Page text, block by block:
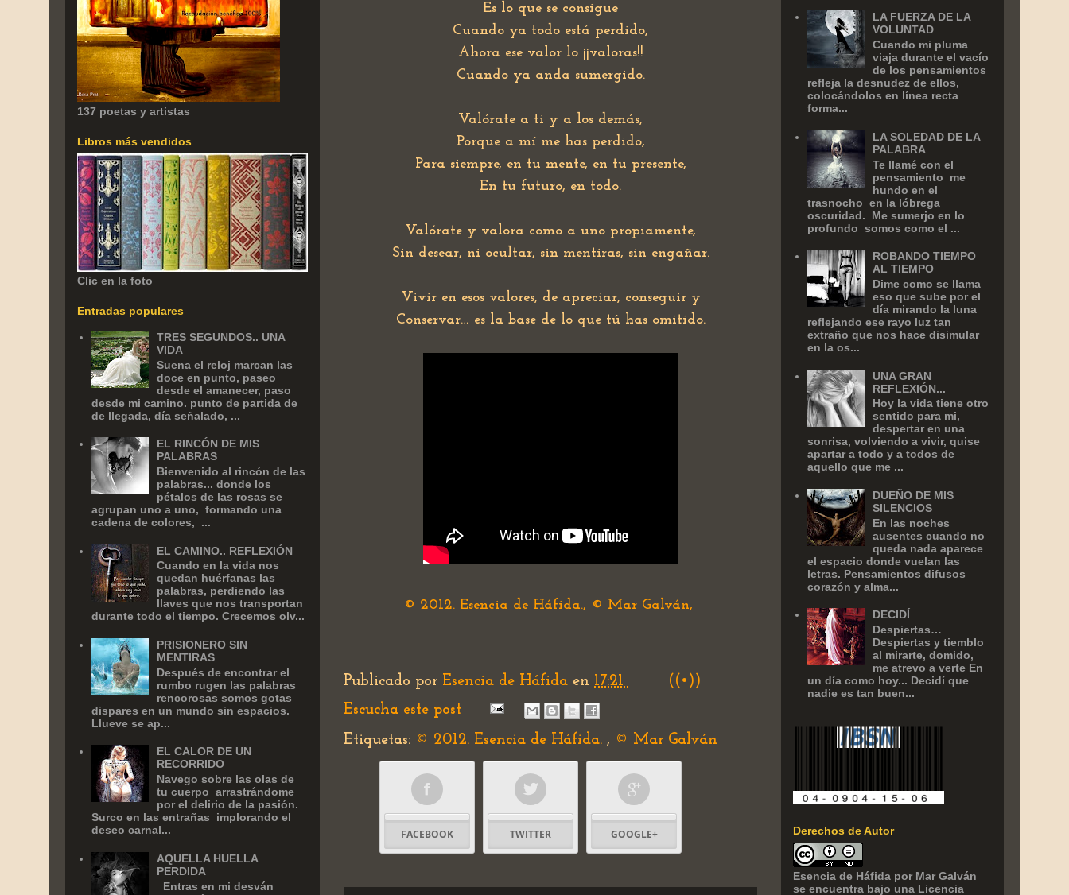
Es lo que se consigue
Cuando ya todo está perdido,
Ahora ese valor lo ¡¡valoras!!
Cuando ya anda sumergido.
Valórate a ti y a los demás,
Porque a mí me has perdido,
Para siempre, en tu mente, en tu presente,
En tu futuro, en todo.
Valórate y valora como a uno propiamente,
Sin desear, ni ocultar, sin mentiras, sin engañar.
Vivir en esos valores, de apreciar, conseguir y
Conservar… es la base de lo que tú has omitido.
© 2012. Esencia de Háfida., © Mar Galván,
Publicado por Esencia de Háfida en 17:21
((•))
Escucha este post
Etiquetas: © 2012. Esencia de Háfida. , © Mar Galván
FACEBOOK TWITTER GOOGLE+
137 poetas y artistas
Libros más vendidos
Clic en la foto
Entradas populares
TRES SEGUNDOS.. UNA
VIDA
Suena el reloj marcan las
doce en punto, paseo
desde el amanecer, paso
desde mi camino. punto de partida de
de llegada, día señalado, ...
EL RINCÓN DE MIS
PALABRAS
Bienvenido al rincón de las
palabras... donde los
pétalos de las rosas se
agrupan uno a uno, formando una
cadena de colores, ...
EL CAMINO.. REFLEXIÓN
Cuando en la vida nos
quedan huérfanas las
palabras, perdiendo las
llaves que nos transportan
durante todo el tiempo. Crecemos olv...
PRISIONERO SIN
MENTIRAS
Después de encontrar el
rumbo rugen las palabras
rencorosas somos gotas
dispares en un mundo sin espacios.
Llueve se ap...
EL CALOR DE UN
RECORRIDO
Navego sobre las olas de
tu cuerpo arrastrándome
por el delirio de la pasión.
Surco en las entrañas implorando el
deseo carnal...
AQUELLA HUELLA
PERDIDA
Entras en mi desván
LA FUERZA DE LA
VOLUNTAD
Cuando mi pluma
viaja durante el vacío
de los pensamientos
refleja la desnudez de ellos,
colocándolos en línea recta
forma...
LA SOLEDAD DE LA
PALABRA
Te llamé con el
pensamiento me
hundo en el
trasnocho en la lóbrega
oscuridad. Me sumerjo en lo
profundo somos como el ...
ROBANDO TIEMPO
AL TIEMPO
Dime como se llama
eso que sube por el
día mirando la luna
reflejando ese rayo luz tan
extraño que nos hace disimular
en la os...
UNA GRAN
REFLEXIÓN...
Hoy la vida tiene otro
sentido para mi,
despertar en una
sonrisa, volviendo a vivir, quise
apartar a todo y a todos de
aquello que me ...
DUEÑO DE MIS
SILENCIOS
En las noches
ausentes cuando no
queda nada aparece
el espacio donde vuelan las
letras. Pensamientos difusos
corazón y alma...
DECIDÍ
Despiertas…
Despiertas y tiemblo
al mirarte, domido,
me atrevo a verte En
un día como hoy... Decidí que
nadie es tan buen...
Derechos de Autor
Esencia de Háfida por Mar Galván
se encuentra bajo una Licencia